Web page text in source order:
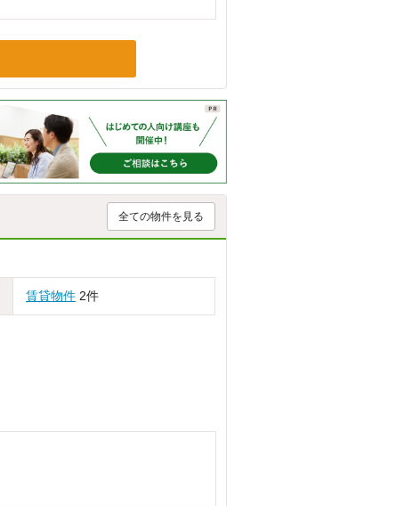
全ての物件を見る
賃貸物件 2件